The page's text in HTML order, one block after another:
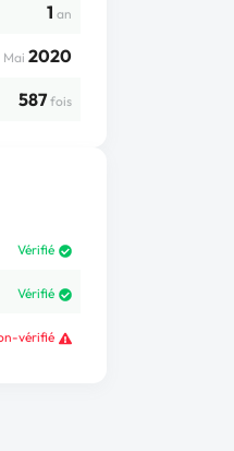
1 an
Mai 2020
587 fois
Vérifié
Vérifié
vérifié